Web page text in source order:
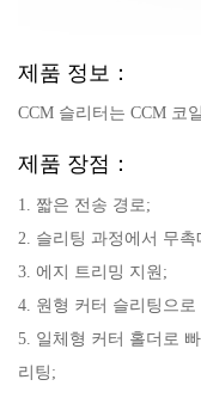
제품 정보：
CCM 슬리터는 CCM 코
제품 장점：
1. 짧은 전송 경로;
2. 슬리팅 과정에서 무
3. 에지 트리밍 지원;
4. 원형 커터 슬리팅으로
5. 일체형 커터 홀더로
리팅;